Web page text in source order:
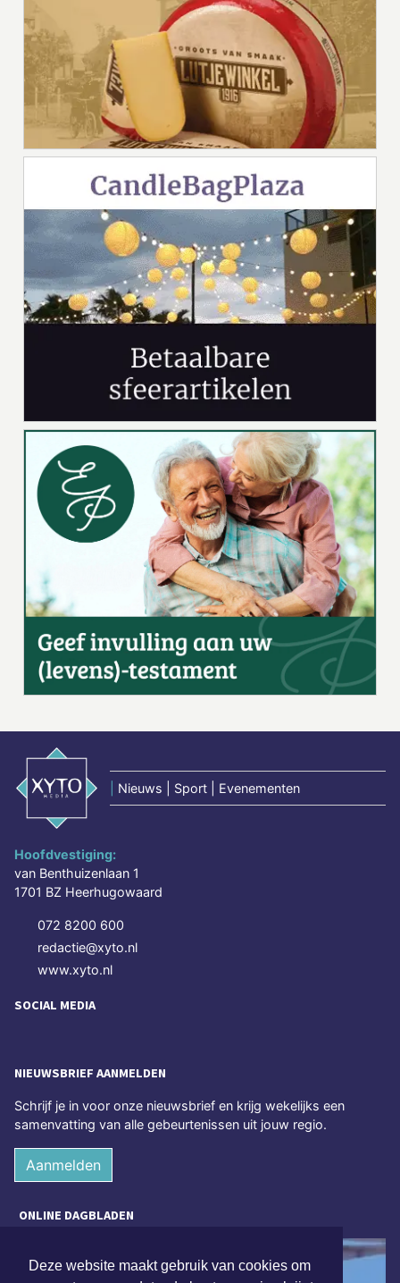
Deze website maakt gebruik van cookies om
Nieuws | Sport | Evenementen
Hoofdvestiging:
van Benthuizenlaan 1
1701 BZ Heerhugowaard
072 8200 600
redactie@xyto.nl
www.xyto.nl
SOCIAL MEDIA
NIEUWSBRIEF AANMELDEN
Schrijf je in voor onze nieuwsbrief en krijg wekelijks een
samenvatting van alle gebeurtenissen uit jouw regio.
Aanmelden
ONLINE DAGBLADEN